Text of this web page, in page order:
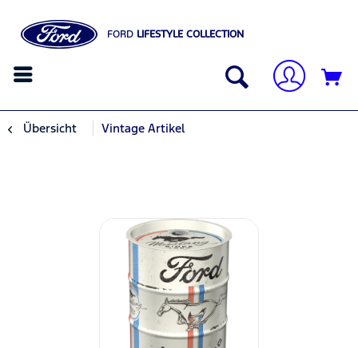
FORD LIFESTYLE COLLECTION
Übersicht Vintage Artikel